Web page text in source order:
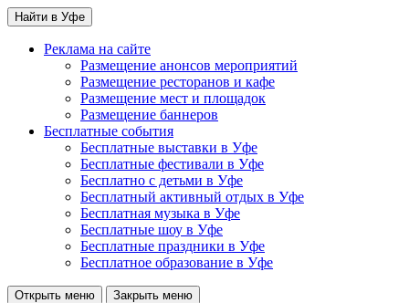
Найти в Уфе
Реклама на сайте
Размещение анонсов мероприятий
Размещение ресторанов и кафе
Размещение мест и площадок
Размещение баннеров
Бесплатные события
Бесплатные выставки в Уфе
Бесплатные фестивали в Уфе
Бесплатно с детьми в Уфе
Бесплатный активный отдых в Уфе
Бесплатная музыка в Уфе
Бесплатные шоу в Уфе
Бесплатные праздники в Уфе
Бесплатное образование в Уфе
Открыть меню Закрыть меню